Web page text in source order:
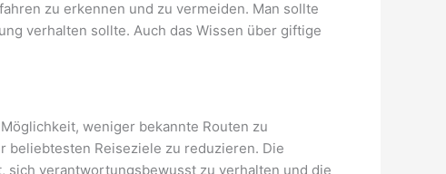
zu erkennen und zu vermeiden. Man sollte
verhalten sollte. Auch das Wissen über giftige
weniger bekannte Routen zu
beliebtesten Reiseziele zu reduzieren. Die
sich verantwortungsbewusst zu verhalten und die